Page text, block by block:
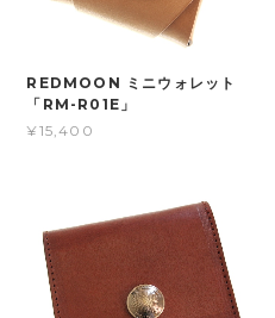
REDMOON ミニウォレット
「RM-R01E」
¥15,400